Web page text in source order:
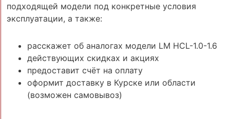
подходящей модели под конкретные условия
эксплуатации, а также:
расскажет об аналогах модели LM HCL-1.0-1.6
действующих скидках и акциях
предоставит счёт на оплату
оформит доставку в Курске или области
(возможен самовывоз)